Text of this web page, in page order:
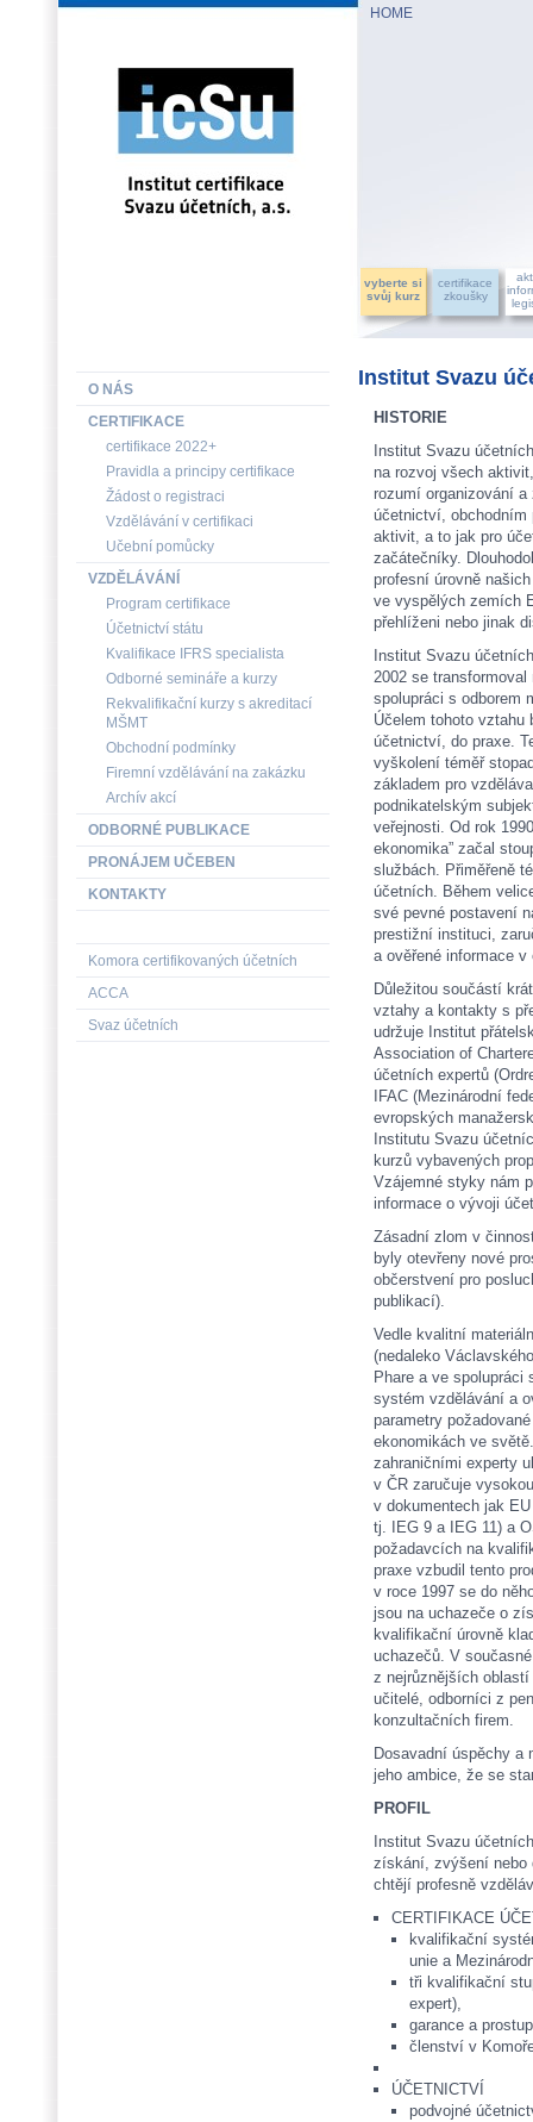
HOME
vyberte si
svůj kurz
certifikace
zkoušky
Institut Svazu
HISTORIE
Institut Svazu
na rozvoj všech
rozumí organizování
účetnictví,
aktivit, a to jak pro
začátečníky.
profesní úrovně
ve vyspělých zemích
přehlíženi nebo jinak
Institut Svazu
2002 se
spolupráci s odborem
Účelem tohoto vztahu
účetnictví, do praxe.
vyškolení téměř
základem pro
podnikatelským
veřejnosti. Od rok
ekonomika” začal
službách. Přiměřeně
účetních. Během
své pevné postavení
prestižní instituci,
a ověřené informace
Důležitou součástí
vztahy a kontakty s
udržuje Institut
Association of
účetních expertů
IFAC (Mezinárodní
evropských
Institutu Svazu
kurzů vybavených
Vzájemné styky nám
informace o vývoji
Zásadní zlom v
byly otevřeny nové
občerstvení pro
publikací).
Vedle kvalitní
(nedaleko
Phare a ve
systém vzdělávání a
parametry
ekonomikách ve
zahraničními experty
v ČR zaručuje
v dokumentech jak
tj. IEG 9 a IEG 11) a
požadavcích na
praxe vzbudil tento
v roce 1997 se do
jsou na uchazeče o
kvalifikační úrovně
uchazečů. V
z nejrůznějších
učitelé, odborníci z
konzultačních firem.
Dosavadní úspěchy a
jeho ambice, že se
PROFIL
Institut Svazu
získání, zvýšení nebo
chtějí profesně
CERTIFIKACE
kvalifikační
unie a
tři kvalifikační
expert),
garance a
členství v
ÚČETNICTVÍ
podvojné
O NÁS
CERTIFIKACE
certifikace 2022+
Pravidla a principy certifikace
Žádost o registraci
Vzdělávání v certifikaci
Učební pomůcky
VZDĚLÁVÁNÍ
Program certifikace
Účetnictví státu
Kvalifikace IFRS specialista
Odborné semináře a kurzy
Rekvalifikační kurzy s akreditací
MŠMT
Obchodní podmínky
Firemní vzdělávání na zakázku
Archív akcí
ODBORNÉ PUBLIKACE
PRONÁJEM UČEBEN
KONTAKTY
Komora certifikovaných účetních
ACCA
Svaz účetních